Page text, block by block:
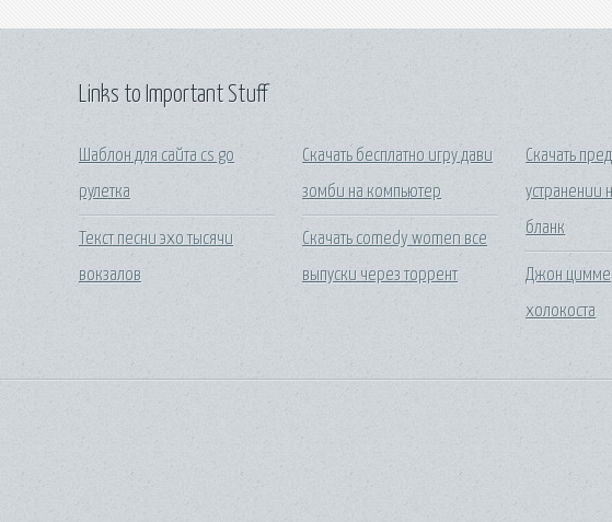
Links to Important Stuff
Шаблон для сайта cs go
рулетка
Текст песни эхо тысячи
вокзалов
Скачать бесплатно игру дави
зомби на компьютер
Скачать comedy women все
выпуски через торрент
Скачать
устранении
бланк
Джон
холокоста